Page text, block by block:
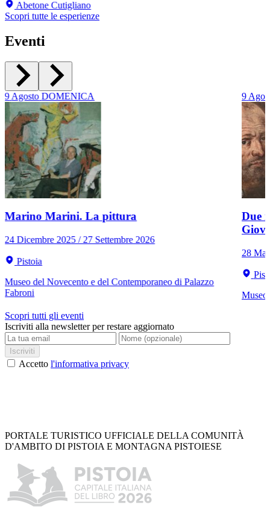
Abetone Cutigliano
Scopri tutte le esperienze
Eventi
9Agosto DOMENICA
Marino Marini. La pittura
24 Dicembre 2025 / 27 Settembre 2026
Pistoia
Museo del Novecento e del Contemporaneo di Palazzo
Fabroni
9
Due
28
Museo
Scopri tutti gli eventi
Iscriviti alla newsletter per restare aggiornato
Iscriviti
Accetto l'informativa privacy
PORTALE TURISTICO UFFICIALE DELLA COMUNITÀ
D'AMBITO DI PISTOIA E MONTAGNA PISTOIESE